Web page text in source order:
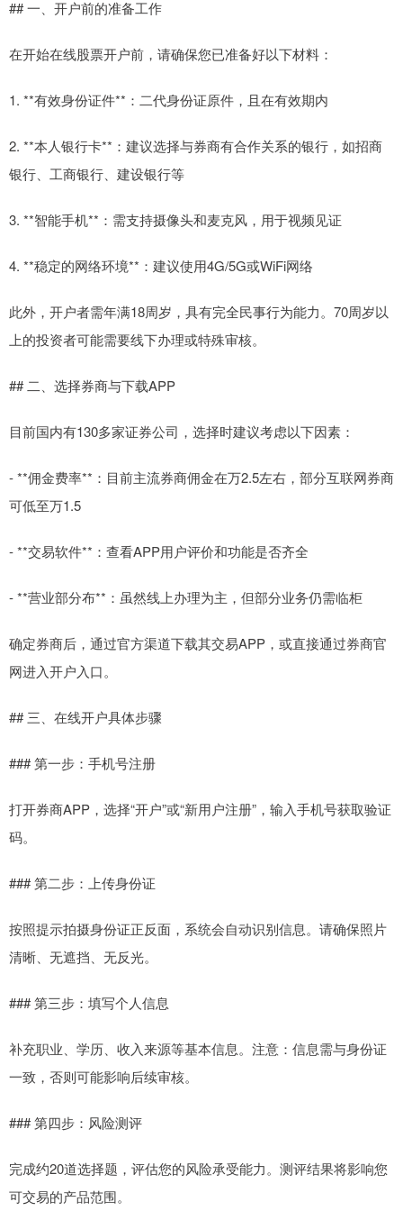
## 一、开户前的准备工作
在开始在线股票开户前，请确保您已准备好以下材料：
1. **有效身份证件**：二代身份证原件，且在有效期内
2. **本人银行卡**：建议选择与券商有合作关系的银行，如招商
银行、工商银行、建设银行等
3. **智能手机**：需支持摄像头和麦克风，用于视频见证
4. **稳定的网络环境**：建议使用4G/5G或WiFi网络
此外，开户者需年满18周岁，具有完全民事行为能力。70周岁以
上的投资者可能需要线下办理或特殊审核。
## 二、选择券商与下载APP
目前国内有130多家证券公司，选择时建议考虑以下因素：
- **佣金费率**：目前主流券商佣金在万2.5左右，部分互联网券商
可低至万1.5
- **交易软件**：查看APP用户评价和功能是否齐全
- **营业部分布**：虽然线上办理为主，但部分业务仍需临柜
确定券商后，通过官方渠道下载其交易APP，或直接通过券商官
网进入开户入口。
## 三、在线开户具体步骤
### 第一步：手机号注册
打开券商APP，选择“开户”或“新用户注册”，输入手机号获取验证
码。
### 第二步：上传身份证
按照提示拍摄身份证正反面，系统会自动识别信息。请确保照片
清晰、无遮挡、无反光。
### 第三步：填写个人信息
补充职业、学历、收入来源等基本信息。注意：信息需与身份证
一致，否则可能影响后续审核。
### 第四步：风险测评
完成约20道选择题，评估您的风险承受能力。测评结果将影响您
可交易的产品范围。